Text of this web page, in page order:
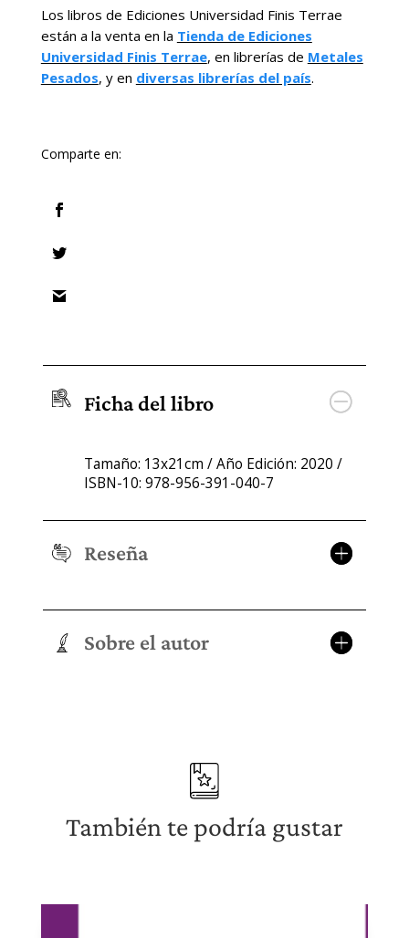
Los libros de Ediciones Universidad Finis Terrae
están a la venta en la Tienda de Ediciones
Universidad Finis Terrae, en librerías de Metales
Pesados, y en diversas librerías del país.
Comparte en:
Ficha del libro
Tamaño: 13x21cm / Año Edición: 2020 /
ISBN-10: 978-956-391-040-7
Reseña
Sobre el autor
También te podría gustar